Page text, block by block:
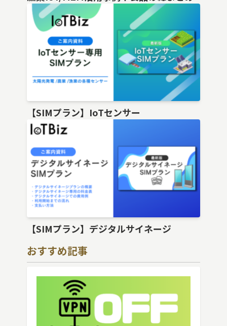
【SIMプラン】IoTセンサー
【SIMプラン】デジタルサイネージ
おすすめ記事